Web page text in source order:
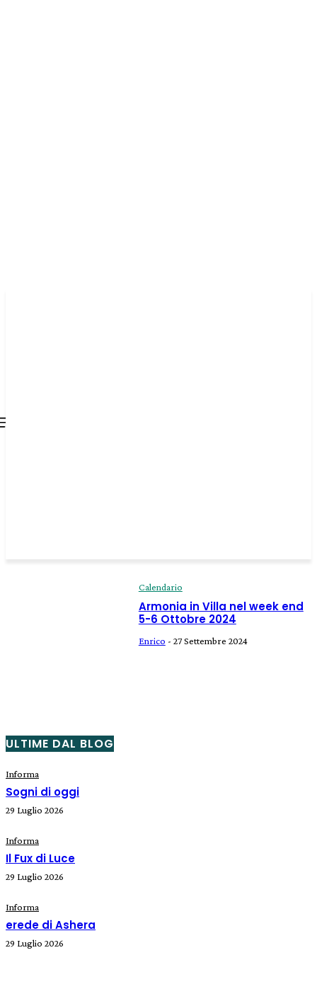
Calendario
Armonia in Villa nel week end
5-6 Ottobre 2024
Enrico - 27 Settembre 2024
ULTIME DAL BLOG
Informa
Sogni di oggi
29 Luglio 2026
Informa
Il Fux di Luce
29 Luglio 2026
Informa
erede di Ashera
29 Luglio 2026